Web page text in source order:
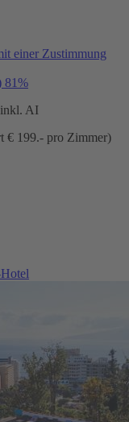
einer Zustimmung
81%
inkl. AI
€ 199.- pro Zimmer)